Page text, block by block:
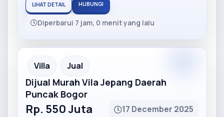
LIHAT DETAIL HUBUNGI
Diperbarui 7 jam, 0 menit yang lalu
Partner Ad
Villa Jual
Dijual Murah Vila Jepang Daerah
Puncak Bogor
Rp. 550 Juta
17 December 2025